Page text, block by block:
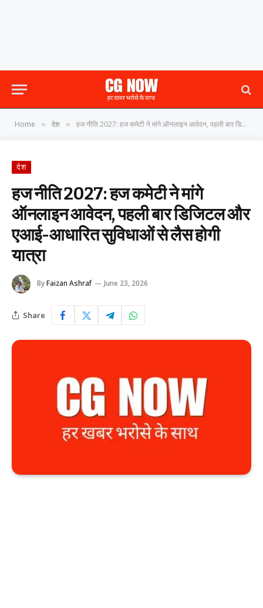
Home » देश » हज नीति 2027: हज कमेटी ने मांगे ऑनलाइन आवेदन, पहली बार डिजिटल और एआई-आधारित सुविधाओं से लैस होगी यात्रा
देश
हज नीति 2027: हज कमेटी ने मांगे
ऑनलाइन आवेदन, पहली बार डिजिटल और
एआई-आधारित सुविधाओं से लैस होगी
यात्रा
ByFaizan Ashraf June 23, 2026
Share